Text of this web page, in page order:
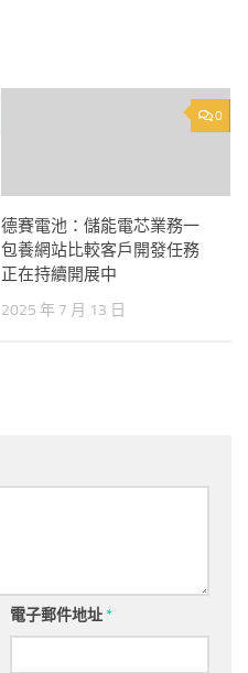
0
德賽電池：儲能電芯業務一
包養網站比較客戶開發任務
正在持續開展中
2025 年 7 月 13 日
電子郵件地址*